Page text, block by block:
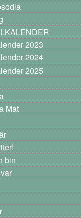
2023
2024
2025
Mat
bin